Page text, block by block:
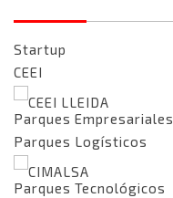
Startup
CEEI
CEEI LLEIDA
Parques Empresariales
Parques Logísticos
CIMALSA
Parques Tecnológicos